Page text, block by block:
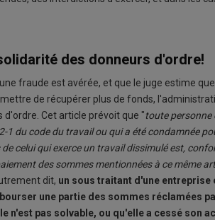
des donneurs d'ordre!
fraude est avérée, et que le juge estime
de récupérer plus de fonds,
d'ordre. Cet article prévoit que "toute personne
1 du code du travail ou qui a été condamnée
celui qui exerce un travail dissimulé est,
des sommes mentionnées à ce même
dit, un sous traitant d'une
une partie des sommes réclamées
n'est pas solvable, ou qu'elle a cessé son